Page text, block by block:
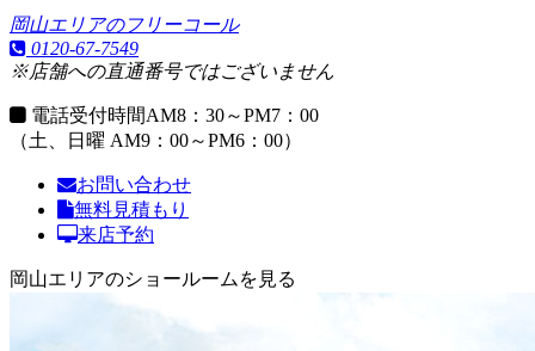
岡山エリアのフリーコール
0120-67-7549
※店舗への直通番号ではございません
電話受付時間AM8：30～PM7：00
（土、日曜 AM9：00～PM6：00）
お問い合わせ
無料見積もり
来店予約
岡山エリアのショールームを見る